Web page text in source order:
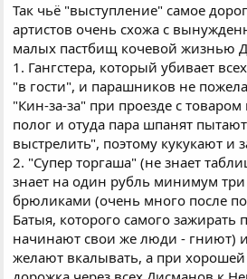
Так чьё "выступление" самое
артистов очень схожа с
малых пастбищ кочевой жизнью
1. Гангстера, который убивает
"в гости", и парашников не
"Кин-за-за" при проезде с
полог и отуда пара шпанят
выстрелить", поэтому кукукают и
2. "Супер торгаша" (не знает
знает на один рубль минимум
брюликами (очень много после
Батыя, которого самого зажирать
начинают свои же люди - гниют)
желают вкалывать, а при